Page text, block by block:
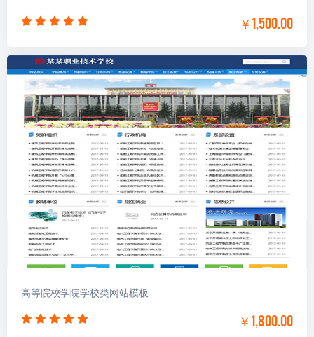
￥1,500.00
高等院校学院学校类网站模板
￥1,800.00